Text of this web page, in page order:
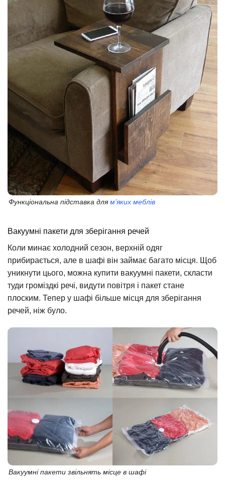
Функціональна підставка для м’яких меблів
Вакуумні пакети для зберігання речей
Коли минає холодний сезон, верхній одяг
прибирається, але в шафі він займає багато місця. Щоб
уникнути цього, можна купити вакуумні пакети, скласти
туди громіздкі речі, видути повітря і пакет стане
плоским. Тепер у шафі більше місця для зберігання
речей, ніж було.
Вакуумні пакети звільнять місце в шафі